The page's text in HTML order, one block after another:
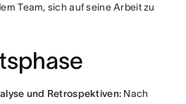
Team, sich auf seine Arbeit zu
und Retrospektiven: Nach